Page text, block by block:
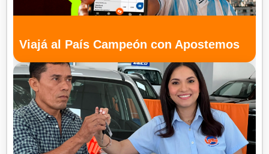
Viajá al País Campeón con Apostemos